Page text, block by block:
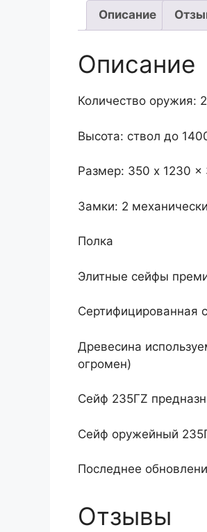
Описание
Описание
Количество оружия:
Высота: ствол до
Размер: 350 x 1230
Замки: 2
Полка
Элитные сейфы
Сертифицированная
Древесина
огромен)
Сейф 235ГZ
Сейф оружейный
Последнее
Отзывы